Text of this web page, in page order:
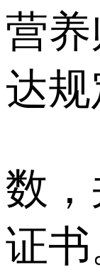
营养
达
数
证